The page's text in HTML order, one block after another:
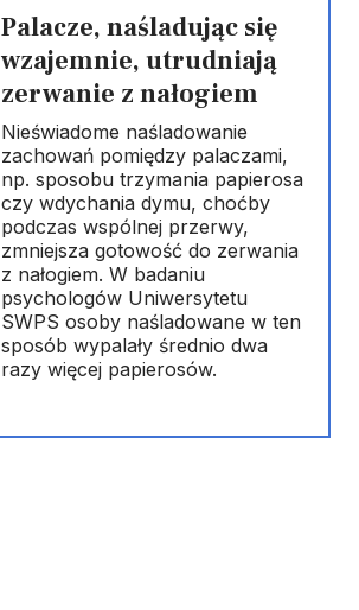
Palacze, naśladując się
wzajemnie, utrudniają
zerwanie z nałogiem
Nieświadome naśladowanie
zachowań pomiędzy palaczami,
np. sposobu trzymania papierosa
czy wdychania dymu, choćby
podczas wspólnej przerwy,
zmniejsza gotowość do zerwania
z nałogiem. W badaniu
psychologów Uniwersytetu
SWPS osoby naśladowane w ten
sposób wypalały średnio dwa
razy więcej papierosów.